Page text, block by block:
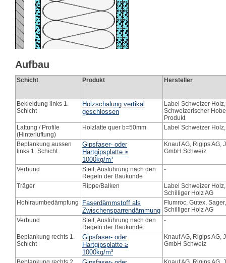
Aufbau
Schicht Produkt Hersteller
Bekleidung links 1.
Schicht
Holzschalung vertikal
geschlossen
Label Schweizer
Schweizerischer
Produkt
Lattung / Profile
(Hinterlüftung)
Holzlatte quer b=50mm Label Schweizer
Beplankung aussen
links 1. Schicht
Gipsfaser- oder
Hartgipsplatte ≥
1000kg/m³
Knauf AG, Rigips AG,
GmbH Schweiz
Verbund
Steif, Ausführung nach den
Regeln der Baukunde
-
Träger Rippe/Balken
Label Schweizer
Schilliger Holz AG
Hohlraumbedämpfung
Faserdämmstoff als
Zwischensparrendämmung
Flumroc, Gutex,
Schilliger Holz AG
Verbund
Steif, Ausführung nach den
Regeln der Baukunde
-
Beplankung rechts 1.
Schicht
Gipsfaser- oder
Hartgipsplatte ≥
1000kg/m³
Knauf AG, Rigips AG,
GmbH Schweiz